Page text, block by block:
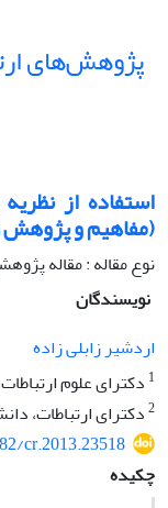
پژوهش‌های
استفاده از
(مفاهیم و
نوع مقاله : مقاله
نویسندگان
اردشیر زابلی زاده
1 دکترای علوم
2دکترای ارتباطات،
cr.2013.23518
چکیده